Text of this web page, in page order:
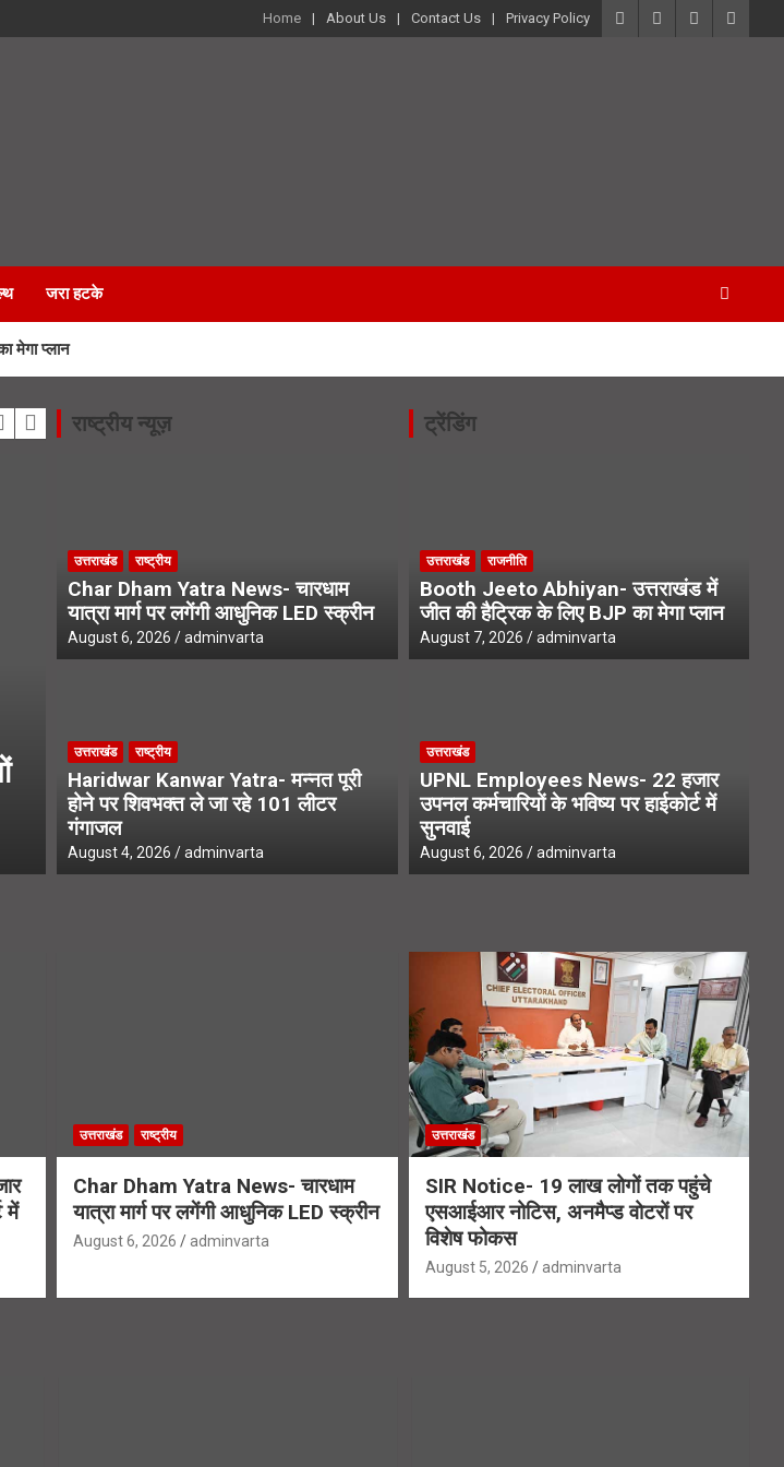
Home About Us Contact Us Privacy Policy
जरा हटके
मेगा प्लान
के पखारे चरण
उत्तराखंड राष्ट्रीय
Char Dham Yatra News- चारधाम यात्रा मार्ग पर लगेंगी
आधुनिक LED स्क्रीन
राष्ट्रीय न्यूज़
उत्तराखंड राष्ट्रीय
Char Dham Yatra News- चारधाम
यात्रा मार्ग पर लगेंगी आधुनिक LED स्क्रीन
August 6, 2026 adminvarta
उत्तराखंड राष्ट्रीय
Haridwar Kanwar Yatra- मन्नत पूरी
होने पर शिवभक्त ले जा रहे 101 लीटर
गंगाजल
August 4, 2026 adminvarta
ट्रेंडिंग
उत्तराखंड राजनीति
Booth Jeeto Abhiyan- उत्तराखंड में
जीत की हैट्रिक के लिए BJP का मेगा प्लान
August 7, 2026 adminvarta
उत्तराखंड
UPNL Employees News- 22 हजार
उपनल कर्मचारियों के भविष्य पर हाईकोर्ट में
सुनवाई
August 6, 2026 adminvarta
में
उत्तराखंड राष्ट्रीय
Char Dham Yatra News- चारधाम
यात्रा मार्ग पर लगेंगी आधुनिक LED स्क्रीन
August 6, 2026 adminvarta
उत्तराखंड
SIR Notice- 19 लाख लोगों तक पहुंचे
एसआईआर नोटिस, अनमैप्ड वोटरों पर
विशेष फोकस
August 5, 2026 adminvarta